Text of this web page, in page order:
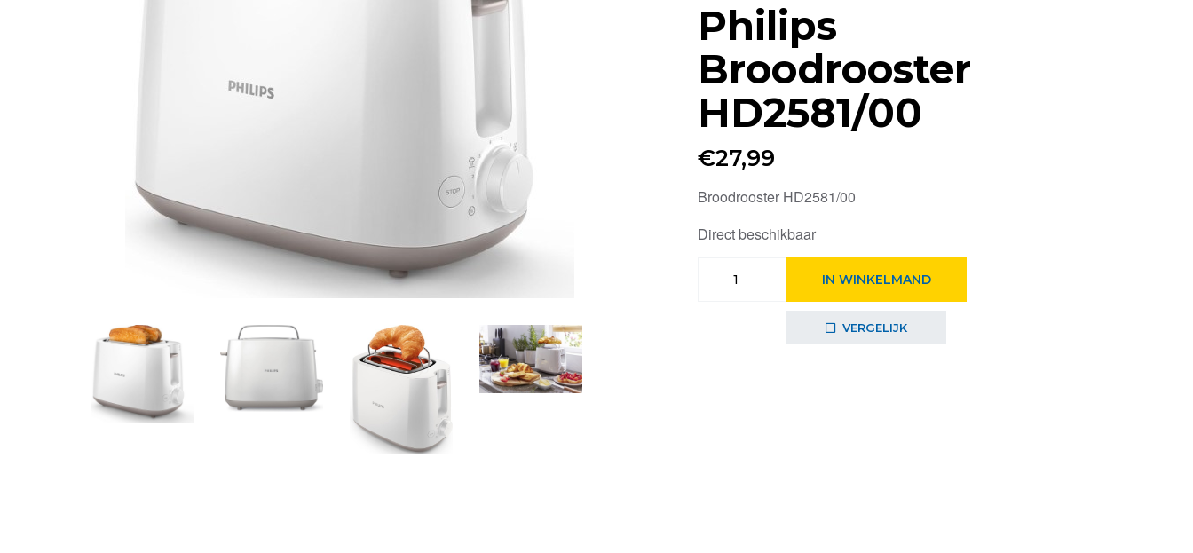
Philips
Broodrooster
HD2581/00
€27,99
Broodrooster HD2581/00
Direct beschikbaar
Broodrooster
IN WINKELMAND
VERGELIJK